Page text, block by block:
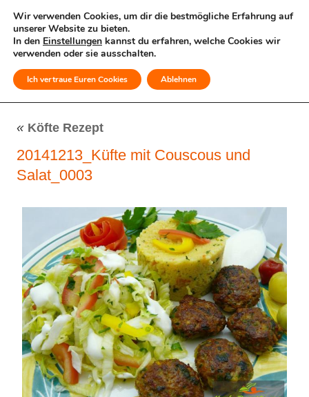
MENÜ
« Köfte Rezept
20141213_Küfte mit Couscous und
Salat_0003
Wir verwenden Cookies, um dir die bestmögliche Erfahrung auf
unserer Website zu bieten.
In den Einstellungen kannst du erfahren, welche Cookies wir
verwenden oder sie ausschalten.
Ich vertraue Euren Cookies Ablehnen